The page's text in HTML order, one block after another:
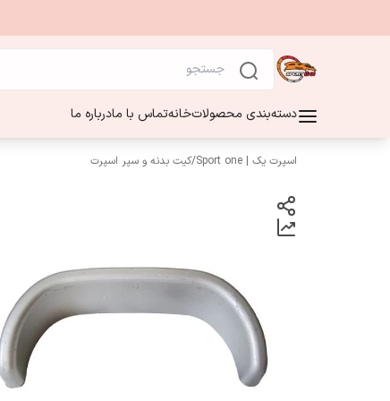
دسته‌بندی محصولاتخانهتماس با مادرباره ما
اسپرت یک | Sport one /کیت بدنه و سپر اسپرت